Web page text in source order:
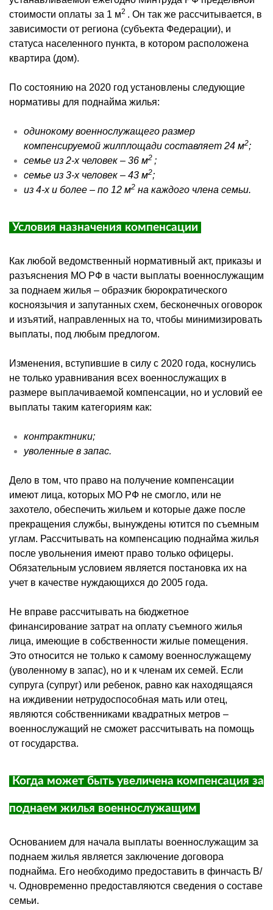
стоимости оплаты за 1 м2 . Он так же рассчитывается, в
зависимости от региона (субъекта Федерации), и
статуса населенного пункта, в котором расположена
квартира (дом).
По состоянию на 2020 год установлены следующие
нормативы для поднайма жилья:
одинокому военнослужащего размер
компенсируемой жилплощади составляет 24 м2;
семье из 2-х человек – 36 м2 ;
семье из 3-х человек – 43 м2;
из 4-х и более – по 12 м2 на каждого члена семьи.
Условия назначения компенсации
Как любой ведомственный нормативный акт, приказы и
разъяснения МО РФ в части выплаты военнослужащим
за поднаем жилья – образчик бюрократического
косноязычия и запутанных схем, бесконечных оговорок
и изъятий, направленных на то, чтобы минимизировать
выплаты, под любым предлогом.
Изменения, вступившие в силу с 2020 года, коснулись
не только уравнивания всех военнослужащих в
размере выплачиваемой компенсации, но и условий ее
выплаты таким категориям как:
контрактники;
уволенные в запас.
Дело в том, что право на получение компенсации
имеют лица, которых МО РФ не смогло, или не
захотело, обеспечить жильем и которые даже после
прекращения службы, вынуждены ютится по съемным
углам. Рассчитывать на компенсацию поднайма жилья
после увольнения имеют право только офицеры.
Обязательным условием является постановка их на
учет в качестве нуждающихся до 2005 года.
Не вправе рассчитывать на бюджетное
финансирование затрат на оплату съемного жилья
лица, имеющие в собственности жилые помещения.
Это относится не только к самому военнослужащему
(уволенному в запас), но и к членам их семей. Если
супруга (супруг) или ребенок, равно как находящаяся
на иждивении нетрудоспособная мать или отец,
являются собственниками квадратных метров –
военнослужащий не сможет рассчитывать на помощь
от государства.
Когда может быть увеличена компенсация за
поднаем жилья военнослужащим
Основанием для начала выплаты военнослужащим за
поднаем жилья является заключение договора
поднайма. Его необходимо предоставить в финчасть В/
ч. Одновременно предоставляются сведения о составе
семьи.